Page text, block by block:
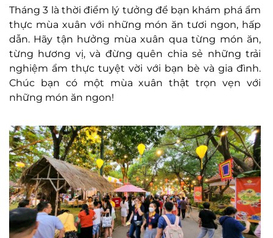
Tháng 3 là thời điểm lý tưởng để bạn khám phá ẩm
thực mùa xuân với những món ăn tươi ngon, hấp
dẫn. Hãy tận hưởng mùa xuân qua từng món ăn,
từng hương vị, và đừng quên chia sẻ những trải
nghiệm ẩm thực tuyệt vời với bạn bè và gia đình.
Chúc bạn có một mùa xuân thật trọn vẹn với
những món ăn ngon!